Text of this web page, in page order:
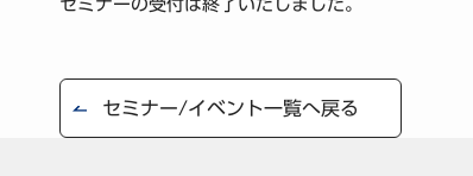
セミナーの受付は終了いたしました。
セミナー/イベント一覧へ戻る